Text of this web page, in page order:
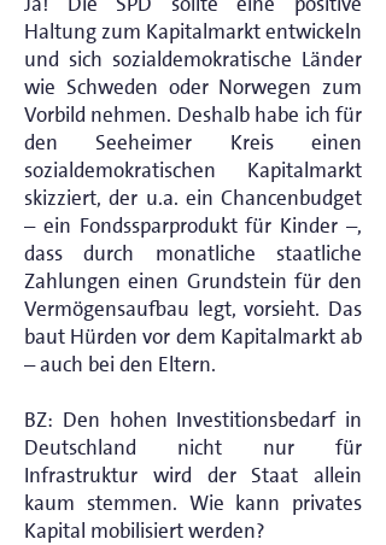
Haltung zum Kapitalmarkt entwickeln
und sich sozialdemokratische Länder
wie Schweden oder Norwegen zum
Vorbild nehmen. Deshalb habe ich für
den Seeheimer Kreis einen
sozialdemokratischen Kapitalmarkt
skizziert, der u.a. ein Chancenbudget
– ein Fondssparprodukt für Kinder –,
dass durch monatliche staatliche
Zahlungen einen Grundstein für den
Vermögensaufbau legt, vorsieht. Das
baut Hürden vor dem Kapitalmarkt ab
– auch bei den Eltern.
BZ: Den hohen Investitionsbedarf in
Deutschland nicht nur für
Infrastruktur wird der Staat allein
kaum stemmen. Wie kann privates
Kapital mobilisiert werden?